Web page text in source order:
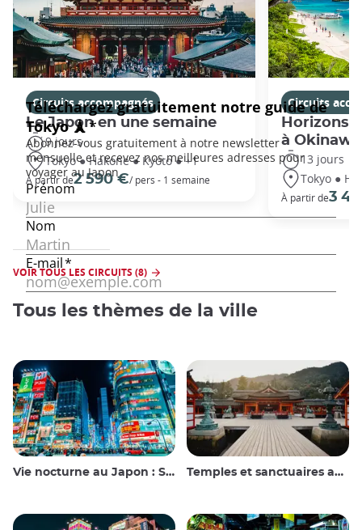
Circuits accompagnés
Le Japon en une semaine
9 jours
Tokyo ● Hakone ● Kyoto ● +1
À partir de2 590 €/ pers - 1 semaine
Circuits
Horizons
à Okinawa
13 jours
Tokyo ●
À partir de3
VOIR TOUS LES CIRCUITS (8)
Tous les thèmes de la ville
Vie nocturne au Japon : Sortir, voir et boire Temples et sanctuaires au Japon